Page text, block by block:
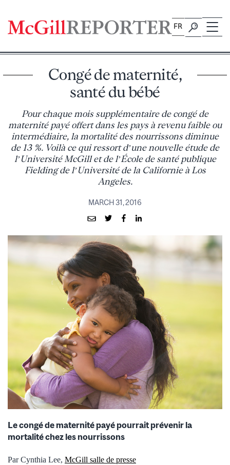
content
FR
Congé de maternité,
santé du bébé
Pour chaque mois supplémentaire de congé de
maternité payé offert dans les pays à revenu faible ou
intermédiaire, la mortalité des nourrissons diminue
de 13 %. Voilà ce qui ressort d’une nouvelle étude de
l’Université McGill et de l’École de santé publique
Fielding de l’Université de la Californie à Los
Angeles.
MARCH 31, 2016
Le congé de maternité payé pourrait prévenir la
mortalité chez les nourrissons
Par Cynthia Lee, McGill salle de presse